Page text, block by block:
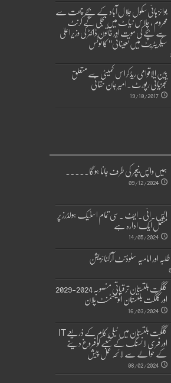
بوائز ہائی سکول جلال آباد کے بچے چھت سے
محروم ، چلاس نیاٹ میں بجلی کے کرنٹ
سے بچے کی موت اور خاتون ڈاکٹر کی وزیراعلیٰ
سیکریٹریٹ میں تعیناتی‘‘ کا نوٹس
بین الاقوامی ریڈکراس کمیٹی سے متعلق
تجزیاتی رپورٹ۔امیر جان حقانی
19/10/2017
ہمیں واپس نیچر کی طرف جانا ہوگا۔۔۔۔۔
09/12/2024
ایس۔ائی۔ایف ۔سی تمام اسٹیک ہولڈرز پر
مشتمل ایک ادارہ ہے
14/05/2024
اور امامیہ سٹوڈنٹ آرگنائزیشن
گلگت بلتستان ترقیاتی منصوبہ 2024-2029 اورگلگت بلتستان انویسٹمنٹ پلان
16/03/2024
گلگت بلتستان میں ٹیلی کام کے ذریعے ITاور فری لانسنگ کے شعبے کو فروغ دینے
کے حوالے سے لائحہ عمل پیش
08/02/2024